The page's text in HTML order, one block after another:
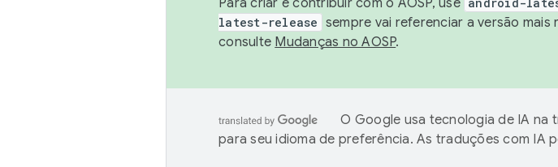
Para criar e contribuir com o AOSP, use
latest-release sempre vai referenciar a versão mais
consulte Mudanças no AOSP.
O Google usa tecnologia de IA na
para seu idioma de preferência. As traduções com IA